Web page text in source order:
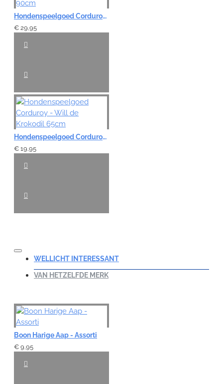
Hondenspeelgoed Corduroy - Gijs de Gans 90cm
€ 29,95
Hondenspeelgoed Corduroy - Will de Krokodil 65cm
€ 19,95
WELLICHT INTERESSANT
VAN HETZELFDE MERK
Boon Harige Aap - Assorti
€ 9,95